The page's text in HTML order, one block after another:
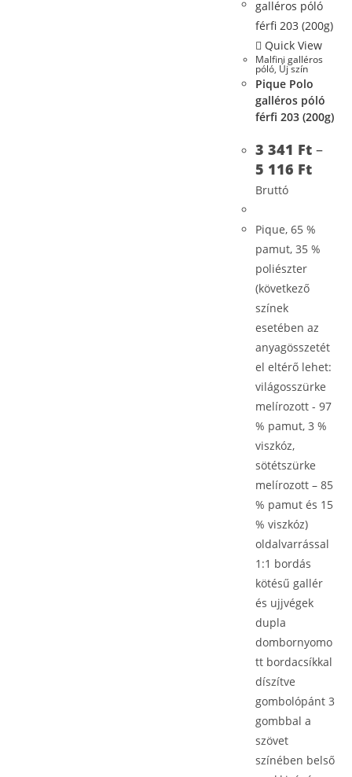
Quick View
Malfini galléros
póló, Új szín
Pique Polo
galléros póló
férfi 203 (200g)
3 341 Ft –
5 116 Ft
Bruttó
Pique, 65 %
pamut, 35 %
poliészter
(következő
színek
esetében az
anyagösszetét
el eltérő lehet:
világosszürke
melírozott - 97
% pamut, 3 %
viszkóz,
sötétszürke
melírozott – 85
% pamut és 15
% viszkóz)
oldalvarrással
1:1 bordás
kötésű gallér
és ujjvégek
dupla
dombornyomo
tt bordacsíkkal
díszítve
gombolópánt 3
gombbal a
szövet
színében belső